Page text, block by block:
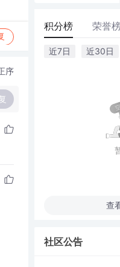
序
积分榜 荣誉
近7日 近30日
查
社区公告